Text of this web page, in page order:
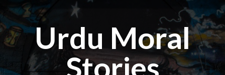
to
content
Urdu Moral
Stories